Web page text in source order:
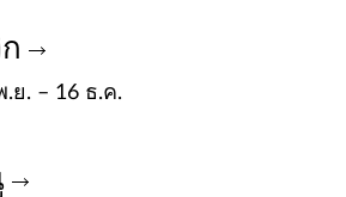
.ย. – 16 ธ.ค.